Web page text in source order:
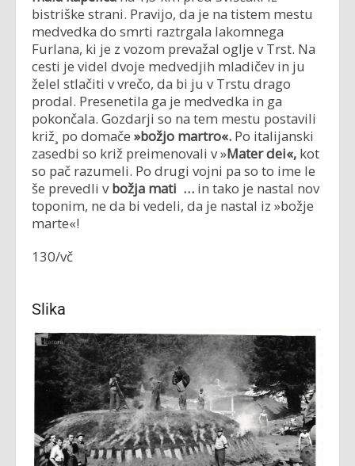
bistriške strani. Pravijo, da je na tistem mestu
medvedka do smrti raztrgala lakomnega
Furlana, ki je z vozom prevažal oglje v Trst. Na
cesti je videl dvoje medvedjih mladičev in ju
želel stlačiti v vrečo, da bi ju v Trstu drago
prodal. Presenetila ga je medvedka in ga
pokončala. Gozdarji so na tem mestu postavili
križ¸ po domače »božjo martro«. Po italijanski
zasedbi so križ preimenovali v »Mater dei«, kot
so pač razumeli. Po drugi vojni pa so to ime le
še prevedli vbožja mati … in tako je nastal nov
toponim, ne da bi vedeli, da je nastal iz »božje
marte«!
130/vč
Slika